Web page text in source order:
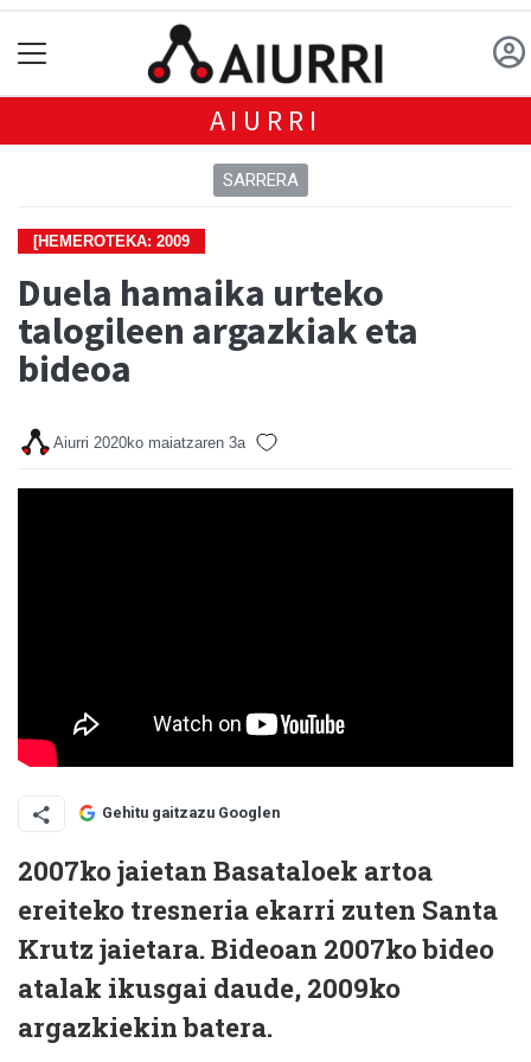
AIURRI
SARRERA
[HEMEROTEKA: 2009
Duela hamaika urteko
talogileen argazkiak eta
bideoa
Aiurri 2020ko maiatzaren 3a
Gehitu gaitzazu Googlen
2007ko jaietan Basataloek artoa
ereiteko tresneria ekarri zuten Santa
Krutz jaietara. Bideoan 2007ko bideo
atalak ikusgai daude, 2009ko
argazkiekin batera.